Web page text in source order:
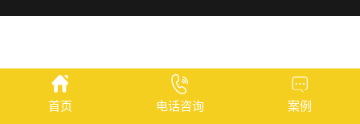
首页 电话咨询 案例